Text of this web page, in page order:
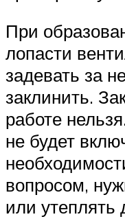
При
лопасти
задевать за
заклинить.
работе
не будет
вопросом,
или утеплять